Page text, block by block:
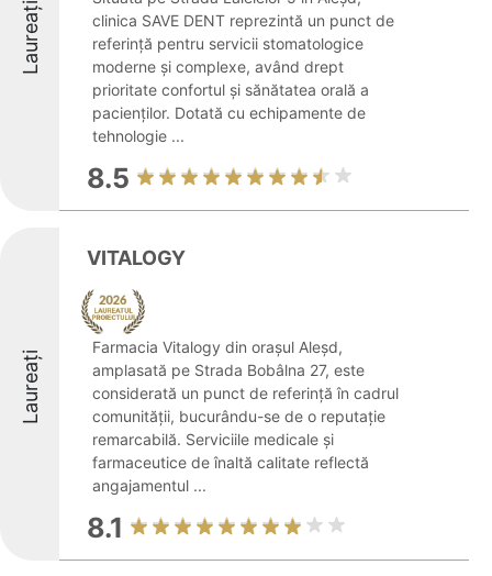
Laureați
clinica SAVE DENT reprezintă un punct de
referință pentru servicii stomatologice
moderne și complexe, având drept
prioritate confortul și sănătatea orală a
pacienților. Dotată cu echipamente de
tehnologie ...
8.5
Laureați
VITALOGY
Farmacia Vitalogy din orașul Aleșd,
amplasată pe Strada Bobâlna 27, este
considerată un punct de referință în cadrul
comunității, bucurându-se de o reputație
remarcabilă. Serviciile medicale și
farmaceutice de înaltă calitate reflectă
angajamentul ...
8.1